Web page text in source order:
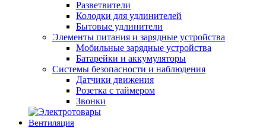
Разветвители
Колодки для удлинителей
Бытовые удлинители
Элементы питания и зарядные устройства
Мобильные зарядные устройства
Батарейки и аккумуляторы
Системы безопасности и наблюдения
Датчики движения
Розетка с таймером
Звонки
Вентиляция